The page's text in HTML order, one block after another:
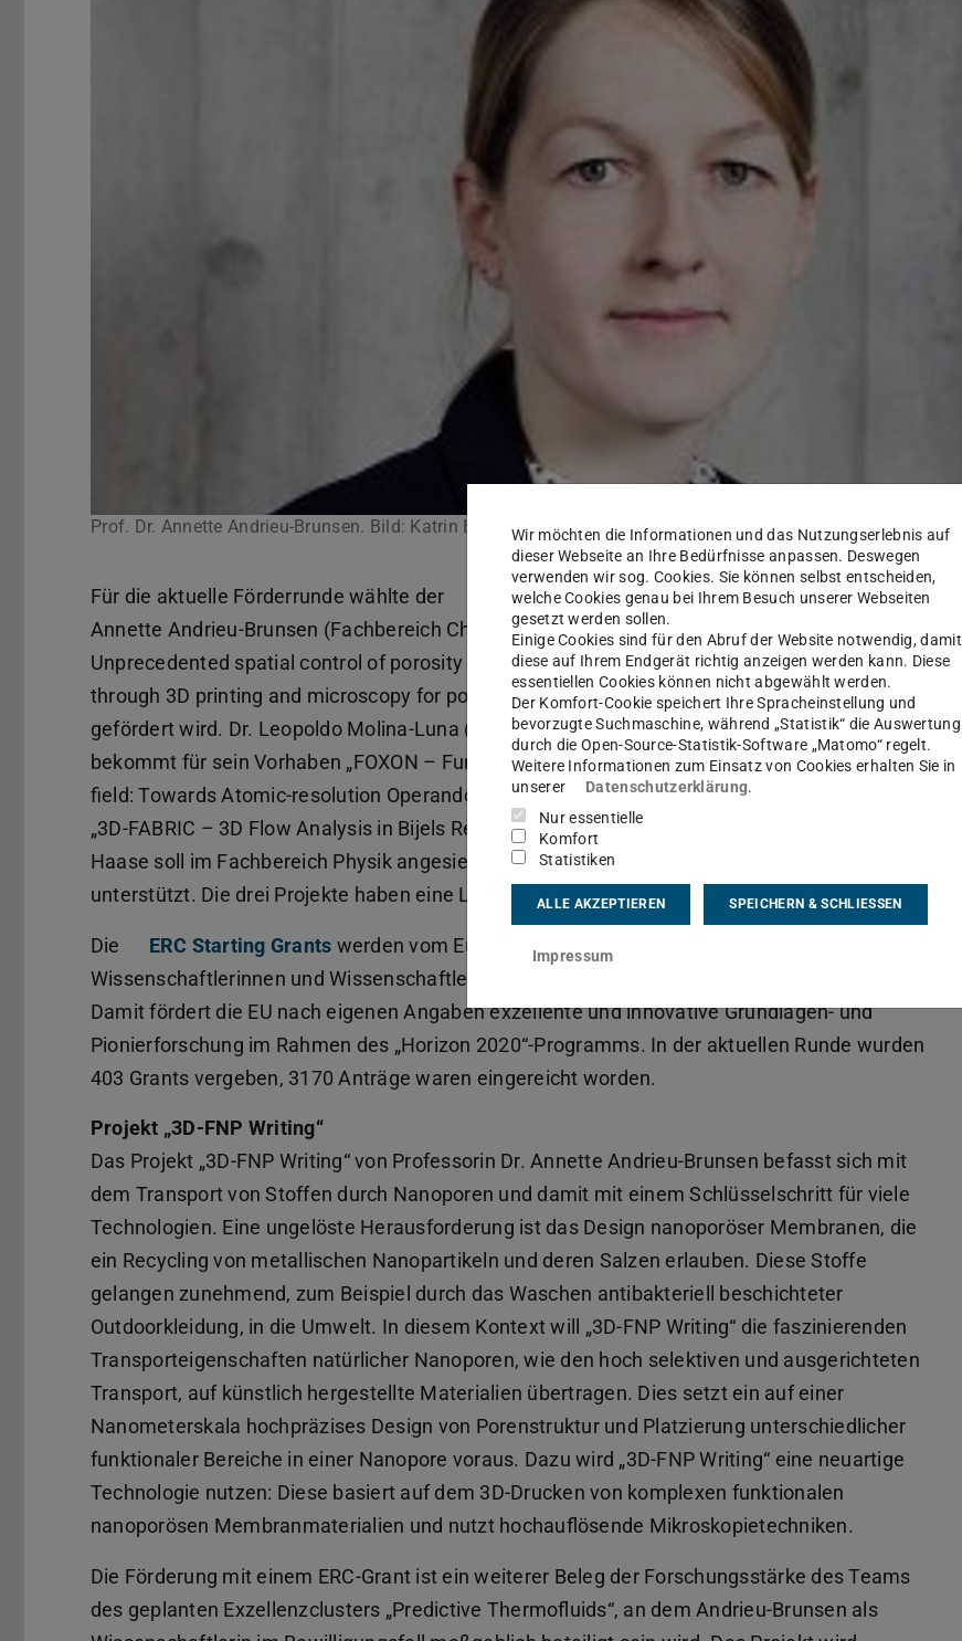
Prof. Dr. Annette Andrieu-Brunsen. Bild: Katrin Binner
Für die aktuelle Förderrunde wählte der Europäische ForschungsratProfessorin Dr.
Annette Andrieu-Brunsen (Fachbereich Chemie) und ihr Projekt „3D-FNP Writing –
Unprecedented spatial control of porosity and functionality in nanoporous membranes
through 3D printing and microscopy for polymer writing“ aus, das mit rund 1,5 Millionen Euro
gefördert wird. Dr. Leopoldo Molina-Luna (Fachbereich Material- und Geowissenschaften)
bekommt für sein Vorhaben „FOXON – Functionality of Oxide based devices under Electric-
field: Towards Atomic-resolution Operando Nanoscopy“ rund 1,8 Millionen Euro. Das Projekt
„3D-FABRIC – 3D Flow Analysis in Bijels Reconfigured for Interfacial Catalysis“ von Dr. Martin
Haase soll im Fachbereich Physik angesiedelt werden und wird mit rund 1,9 Millionen Euro
unterstützt. Die drei Projekte haben eine Laufzeit von jeweils fünf Jahren.
Die ERC Starting Grants werden vom Europäischen Forschungsrat an
Wissenschaftlerinnen und Wissenschaftler bis zu sieben Jahre nach der Promotion vergeben.
Damit fördert die EU nach eigenen Angaben exzellente und innovative Grundlagen- und
Pionierforschung im Rahmen des „Horizon 2020“-Programms. In der aktuellen Runde wurden
403 Grants vergeben, 3170 Anträge waren eingereicht worden.
Projekt „3D-FNP Writing“
Das Projekt „3D-FNP Writing“ von Professorin Dr. Annette Andrieu-Brunsen befasst sich mit
dem Transport von Stoffen durch Nanoporen und damit mit einem Schlüsselschritt für viele
Technologien. Eine ungelöste Herausforderung ist das Design nanoporöser Membranen, die
ein Recycling von metallischen Nanopartikeln und deren Salzen erlauben. Diese Stoffe
gelangen zunehmend, zum Beispiel durch das Waschen antibakteriell beschichteter
Outdoorkleidung, in die Umwelt. In diesem Kontext will „3D-FNP Writing“ die faszinierenden
Transporteigenschaften natürlicher Nanoporen, wie den hoch selektiven und ausgerichteten
Transport, auf künstlich hergestellte Materialien übertragen. Dies setzt ein auf einer
Nanometerskala hochpräzises Design von Porenstruktur und Platzierung unterschiedlicher
funktionaler Bereiche in einer Nanopore voraus. Dazu wird „3D-FNP Writing“ eine neuartige
Technologie nutzen: Diese basiert auf dem 3D-Drucken von komplexen funktionalen
nanoporösen Membranmaterialien und nutzt hochauflösende Mikroskopietechniken.
Die Förderung mit einem ERC-Grant ist ein weiterer Beleg der Forschungsstärke des Teams
des geplanten Exzellenzclusters „Predictive Thermofluids“, an dem Andrieu-Brunsen als
Wir möchten die Informationen und das Nutzungserlebnis auf
dieser Webseite an Ihre Bedürfnisse anpassen. Deswegen
verwenden wir sog. Cookies. Sie können selbst entscheiden,
welche Cookies genau bei Ihrem Besuch unserer Webseiten
gesetzt werden sollen.
Einige Cookies sind für den Abruf der Website notwendig, damit
diese auf Ihrem Endgerät richtig anzeigen werden kann. Diese
essentiellen Cookies können nicht abgewählt werden.
Der Komfort-Cookie speichert Ihre Spracheinstellung und
bevorzugte Suchmaschine, während „Statistik“ die Auswertung
durch die Open-Source-Statistik-Software „Matomo“ regelt.
Weitere Informationen zum Einsatz von Cookies erhalten Sie in
unserer
Datenschutzerklärung.
Nur essentielle
Komfort
Statistiken
ALLE AKZEPTIEREN SPEICHERN & SCHLIESSEN
Impressum